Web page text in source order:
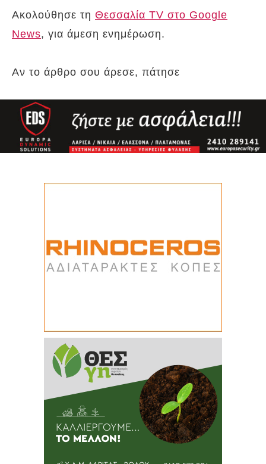
Ακολούθησε τη Θεσσαλία TV στο Google
News, για άμεση ενημέρωση.
Αν το άρθρο σου άρεσε, πάτησε